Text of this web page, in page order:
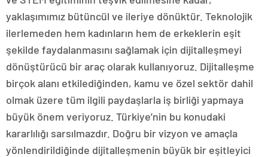
yaklaşımımız bütüncül ve ileriye dönüktür. Teknolojik
ilerlemeden hem kadınların hem de erkeklerin eşit
şekilde faydalanmasını sağlamak için dijitalleşmeyi
dönüştürücü bir araç olarak kullanıyoruz. Dijitalleşme
birçok alanı etkilediğinden, kamu ve özel sektör dahil
olmak üzere tüm ilgili paydaşlarla iş birliği yapmaya
büyük önem veriyoruz. Türkiye’nin bu konudaki
kararlılığı sarsılmazdır. Doğru bir vizyon ve amaçla
yönlendirildiğinde dijitalleşmenin büyük bir eşitleyici